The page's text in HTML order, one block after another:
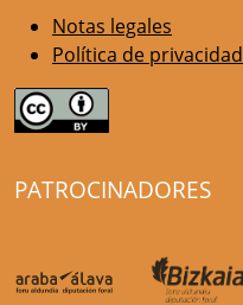
Notas legales
Política de privacidad
PATROCINADORES